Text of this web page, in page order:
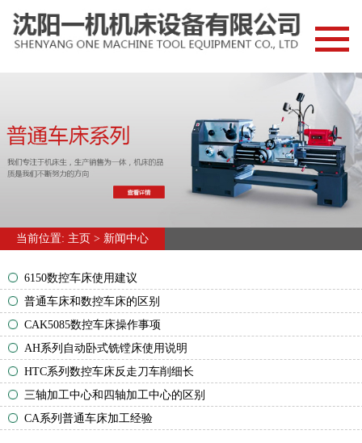
常见问题
产品中心
数控车床
车铣中心
钻削技术
摇臂钻床
立式钻床
铣削技术
普通铣床
立式加工中心
当前位置: 主页 > 新闻中心
6150数控车床使用建议
普通车床和数控车床的区别
CAK5085数控车床操作事项
AH系列自动卧式铣镗床使用说明
HTC系列数控车床反走刀车削细长
三轴加工中心和四轴加工中心的区别
CA系列普通车床加工经验